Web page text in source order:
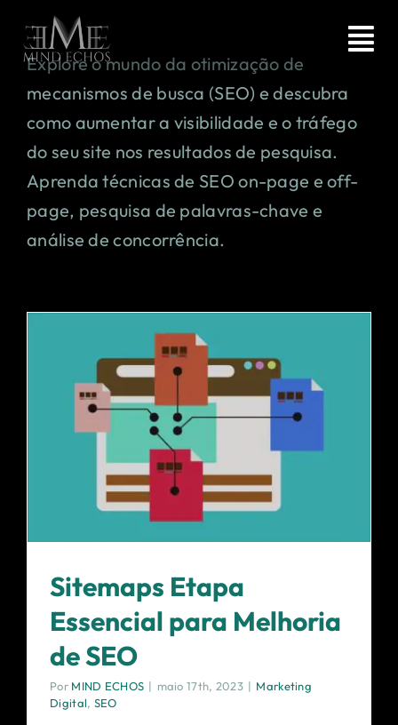
para
conteúdo
HOME
CONTATO
Explore o mundo da otimização de
mecanismos de busca (SEO) e descubra
como aumentar a visibilidade e o tráfego
do seu site nos resultados de pesquisa.
Aprenda técnicas de SEO on-page e off-
page, pesquisa de palavras-chave e
análise de concorrência.
Sitemaps Etapa
Essencial para Melhoria
de SEO
Por MIND ECHOS | maio 17th, 2023 | Marketing
Digital, SEO